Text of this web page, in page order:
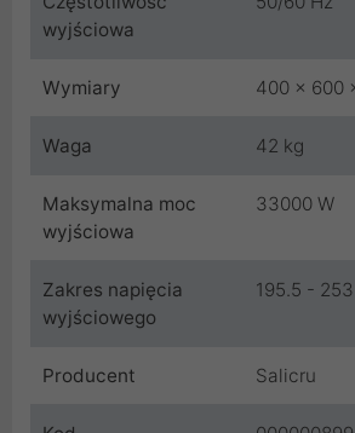
wyjściowa
Wymiary 400 x 600
Waga 42 kg
Maksymalna moc
wyjściowa
33000 W
Zakres napięcia
wyjściowego
195.5 -
Producent Salicru